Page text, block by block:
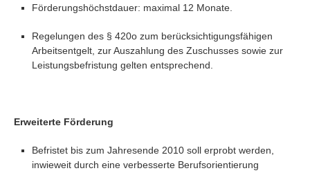
Förderungshöchstdauer: maximal 12 Monate.
Regelungen des § 420o zum berücksichtigungsfähigen
Arbeitsentgelt, zur Auszahlung des Zuschusses sowie zur
Leistungsbefristung gelten entsprechend.
Erweiterte Förderung
Befristet bis zum Jahresende 2010 soll erprobt werden,
inwieweit durch eine verbesserte Berufsorientierung